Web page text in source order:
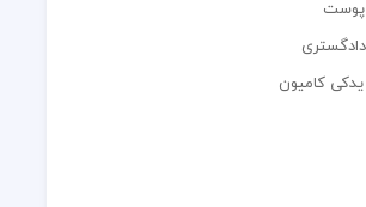
پوست
یدکی کامیون